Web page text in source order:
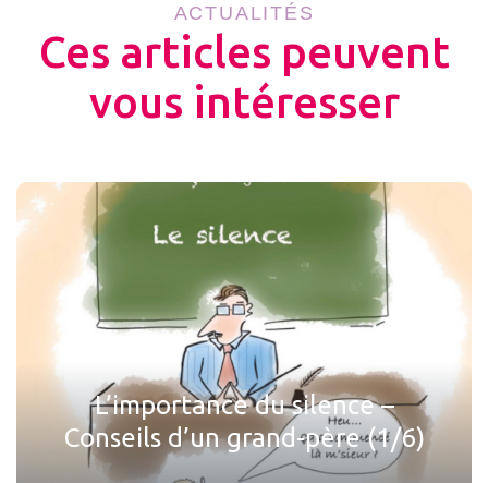
ACTUALITÉS
Ces articles peuvent
vous intéresser
L’importance du silence –
Conseils d’un grand-père (1/6)